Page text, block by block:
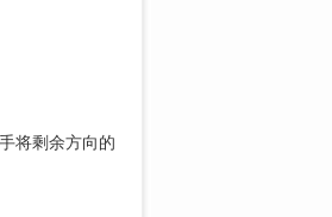
将剩余方向的